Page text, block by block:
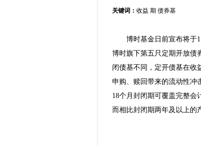
关键词： 收益 期 债券基
博时基金日前宣布将于11
博时旗下第五只定期开放债
闭债基不同，定开债基在收
申购、赎回带来的流动性冲
18个月封闭期可覆盖完整会
而相比封闭期两年及以上的